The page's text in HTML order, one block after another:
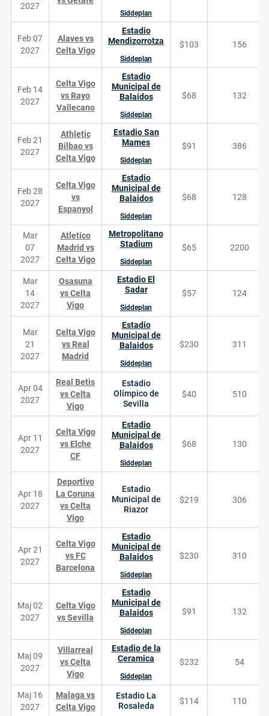
2027
Siddeplan
Feb 07
2027
Alaves vs
Celta Vigo
Estadio
Mendizorrotza
Siddeplan
$103 156
Feb 14
2027
Celta Vigo
vs Rayo
Vallecano
Estadio
Municipal de
Balaidos
Siddeplan
$68 132
Feb 21
2027
Athletic
Bilbao vs
Celta Vigo
Estadio San
Mames
Siddeplan
$91 386
Feb 28
2027
Celta Vigo
vs
Espanyol
Estadio
Municipal de
Balaidos
Siddeplan
$68 128
Mar
07
2027
Atletico
Madrid vs
Celta Vigo
Metropolitano
Stadium
Siddeplan
$65 2200
Mar
14
2027
Osasuna
vs Celta
Vigo
Estadio El
Sadar
Siddeplan
$57 124
Mar
21
2027
Celta Vigo
vs Real
Madrid
Estadio
Municipal de
Balaidos
Siddeplan
$230 311
Apr 04
2027
Real Betis
vs Celta
Vigo
Estadio
Olímpico de
Sevilla
$40 510
Apr 11
2027
Celta Vigo
vs Elche
CF
Estadio
Municipal de
Balaidos
Siddeplan
$68 130
Apr 18
2027
Deportivo
La Coruna
vs Celta
Vigo
Estadio
Municipal de
Riazor
$219 306
Apr 21
2027
Celta Vigo
vs FC
Barcelona
Estadio
Municipal de
Balaidos
Siddeplan
$230 310
Maj 02
2027
Celta Vigo
vs Sevilla
Estadio
Municipal de
Balaidos
Siddeplan
$91 132
Maj 09
2027
Villarreal
vs Celta
Vigo
Estadio de la
Ceramica
Siddeplan
$232 54
Maj 16
2027
Malaga vs
Celta Vigo
Estadio La
Rosaleda
$114 110